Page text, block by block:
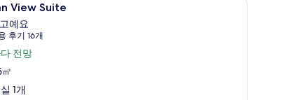
View Suite
점 중 10점
예요
후기 16개
전망
1개